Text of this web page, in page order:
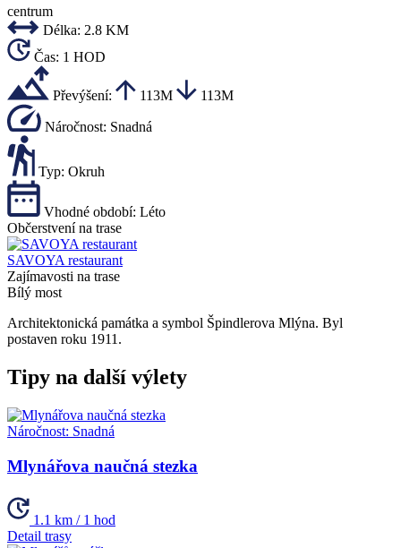
centrum
Délka: 2.8 KM
Čas: 1 HOD
Převýšení: 113M 113M
Náročnost: Snadná
Typ: Okruh
Vhodné období: Léto
Občerstvení na trase
SAVOYA restaurant
Zajímavosti na trase
Bílý most
Architektonická památka a symbol Špindlerova Mlýna. Byl
postaven roku 1911.
Tipy na další výlety
Náročnost: Snadná
Mlynářova naučná stezka
1.1 km / 1 hod
Detail trasy